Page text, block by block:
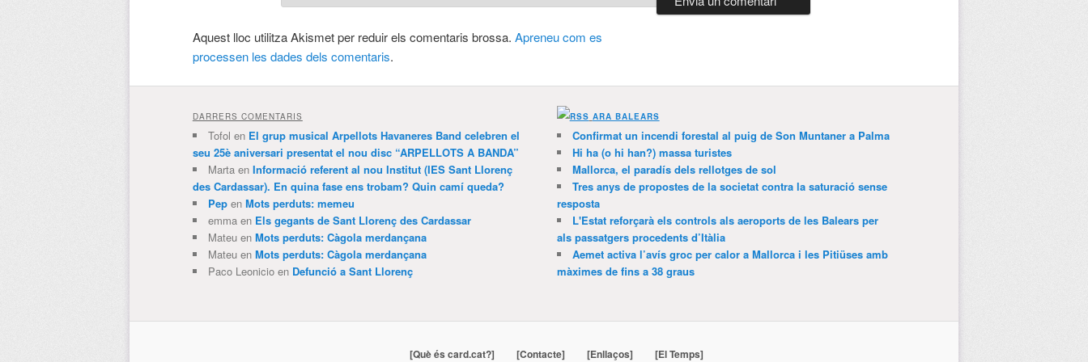
Aquest lloc utilitza Akismet per reduir els comentaris brossa. Apreneu com es
processen les dades dels comentaris.
DARRERS COMENTARIS
Tofol en El grup musical Arpellots Havaneres Band celebren el
seu 25è aniversari presentat el nou disc “ARPELLOTS A BANDA”
Martaen Informació referent al nou Institut (IES Sant Llorenç
des Cardassar). En quina fase ens trobam? Quin camí queda?
Pepen Mots perduts: memeu
emmaen Els gegants de Sant Llorenç des Cardassar
Mateuen Mots perduts: Càgola merdançana
Mateuen Mots perduts: Càgola merdançana
Paco Leonicioen Defunció a Sant Llorenç
ARA BALEARS
Confirmat un incendi forestal al puig de Son Muntaner a Palma
Hi ha (o hi han?) massa turistes
Mallorca, el paradís dels rellotges de sol
Tres anys de propostes de la societat contra la saturació sense
resposta
L'Estat reforçarà els controls als aeroports de les Balears per
als passatgers procedents d’Itàlia
Aemet activa l’avís groc per calor a Mallorca i les Pitiüses amb
màximes de fins a 38 graus
[Què és card.cat?] [Contacte] [Enllaços] [El Temps]